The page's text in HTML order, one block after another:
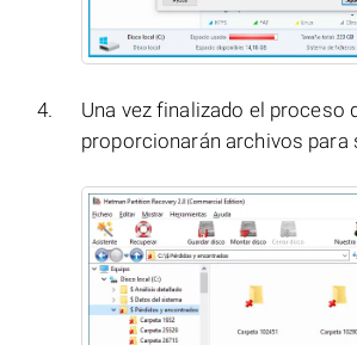
Una vez finalizado el proceso
proporcionarán archivos para